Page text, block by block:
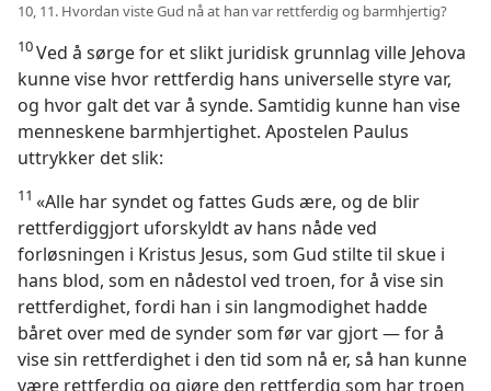
10, 11. Hvordan viste Gud nå at han var rettferdig og barmhjertig?
10Ved å sørge for et slikt juridisk grunnlag ville Jehova
kunne vise hvor rettferdig hans universelle styre var,
og hvor galt det var å synde. Samtidig kunne han vise
menneskene barmhjertighet. Apostelen Paulus
uttrykker det slik:
11 «Alle har syndet og fattes Guds ære, og de blir
rettferdiggjort uforskyldt av hans nåde ved
forløsningen i Kristus Jesus, som Gud stilte til skue i
hans blod, som en nådestol ved troen, for å vise sin
rettferdighet, fordi han i sin langmodighet hadde
båret over med de synder som før var gjort — for å
vise sin rettferdighet i den tid som nå er, så han kunne
være rettferdig og gjøre den rettferdig som har troen